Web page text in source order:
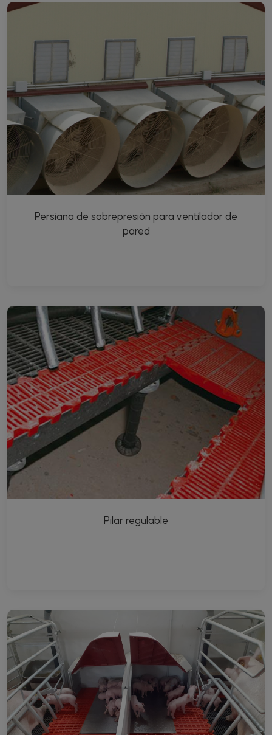
Persiana de sobrepresión para ventilador de
pared
Pilar regulable